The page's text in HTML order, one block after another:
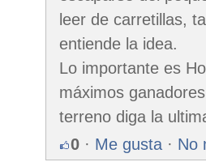
leer de carretillas,
entiende la idea.
Lo importante es
máximos
terreno diga la
0 · Me gusta · No